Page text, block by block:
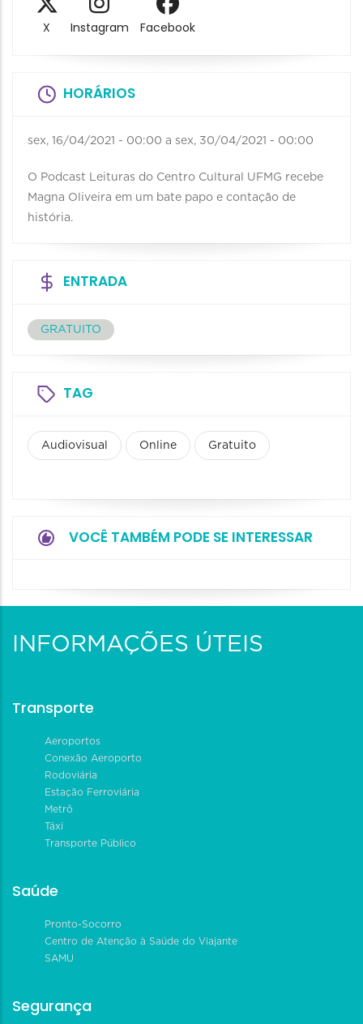
X Instagram Facebook
HORÁRIOS
sex, 16/04/2021 - 00:00 a sex, 30/04/2021 - 00:00
O Podcast Leituras do Centro Cultural UFMG recebe
Magna Oliveira em um bate papo e contação de
história.
ENTRADA
GRATUITO
TAG
Audiovisual Online Gratuito
VOCÊ TAMBÉM PODE SE INTERESSAR
INFORMAÇÕES ÚTEIS
Transporte
Aeroportos
Conexão Aeroporto
Rodoviária
Estação Ferroviária
Metrô
Táxi
Transporte Público
Saúde
Pronto-Socorro
Centro de Atenção à Saúde do Viajante
SAMU
Segurança